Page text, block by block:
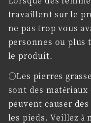
travaillent sur le
ne pas trop vous
personnes ou plus
le produit.
○Les pierres
sont des
peuvent causer
les pieds. Veillez à